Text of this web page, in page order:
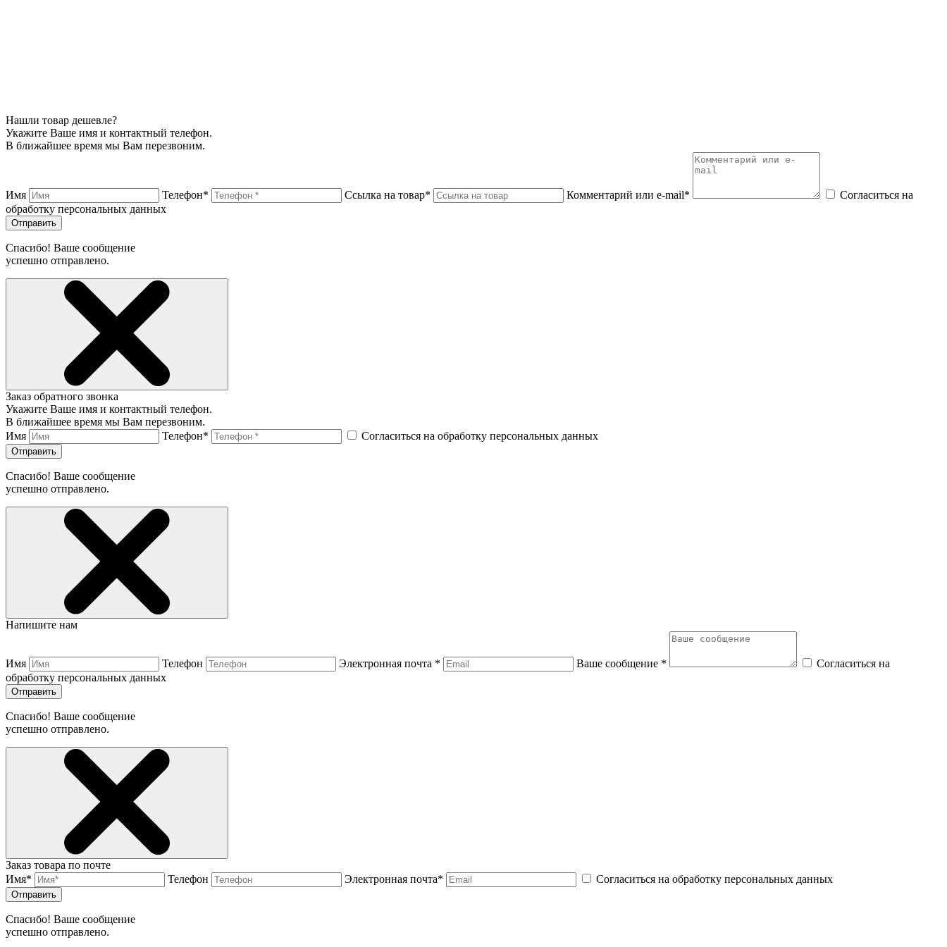
Нашли товар дешевле?
Укажите Ваше имя и контактный телефон.
В ближайшее время мы Вам перезвоним.
Имя Телефон* Ссылка на товар* Комментарий или e-mail*
Согласиться на
обработку персональных данных
Отправить
Спасибо! Ваше сообщение
успешно отправлено.
Заказ обратного звонка
Укажите Ваше имя и контактный телефон.
В ближайшее время мы Вам перезвоним.
Имя
Телефон* Согласиться на обработку персональных данных
Отправить
Спасибо! Ваше сообщение
успешно отправлено.
Напишите нам
Имя Телефон Электронная почта * Ваше сообщение *
Согласиться на
обработку персональных данных
Отправить
Спасибо! Ваше сообщение
успешно отправлено.
Заказ товара по почте
Имя*
Телефон Электронная почта* Согласиться на обработку персональных данных
Отправить
Спасибо! Ваше сообщение
успешно отправлено.